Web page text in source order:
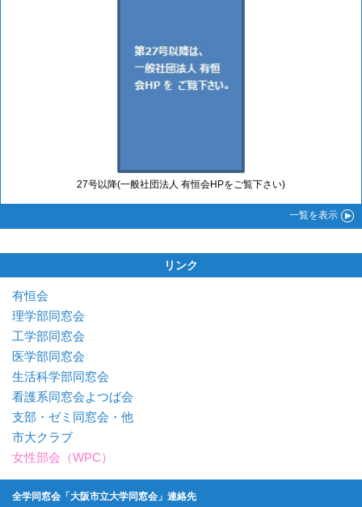
27号以降(一般社団法人 有恒会HPをご覧下さい)
一覧を表示
リンク
有恒会
理学部同窓会
工学部同窓会
医学部同窓会
生活科学部同窓会
看護系同窓会よつば会
支部・ゼミ同窓会・他
市大クラブ
女性部会（WPC）
全学同窓会「大阪市立大学同窓会」連絡先